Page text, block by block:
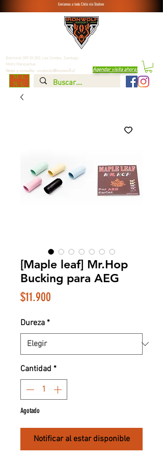
Venta y consulta: contacto@ironwolf.cl
ME
NU
Enviamos a todo Chile vía Starken
Agendar visita ahora!
Balmoral 309 Of.303, Las Condes, Santiago
Metro Manquehue
[Maple leaf] Mr.Hop
Bucking para AEG
$11.900
Dureza *
Cantidad *
Agotado
Notificar al estar disponible